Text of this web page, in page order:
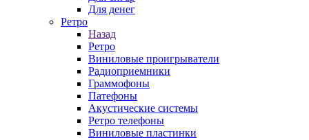
Для денег
Ретро
Назад
Ретро
Виниловые проигрыватели
Радиоприемники
Граммофоны
Патефоны
Акустические системы
Ретро телефоны
Виниловые пластинки